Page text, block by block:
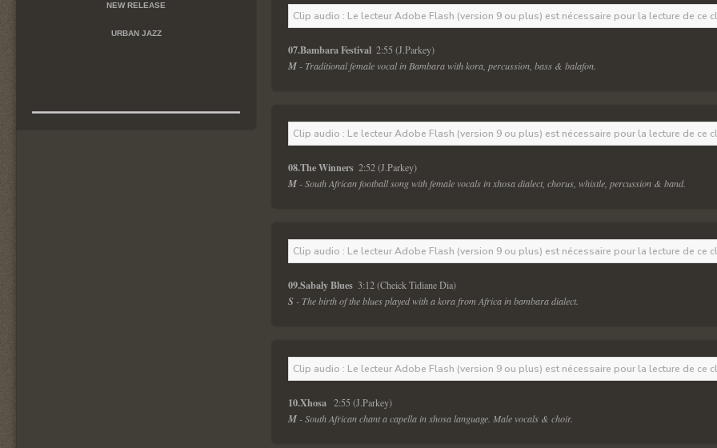
Clip audio : Le lecteur Adobe Flash (version 9 ou plus) est nécessaire pour la lecture de ce
07.Bambara Festival 2:55 (J.Parkey)
M - Traditional female vocal in Bambara with kora, percussion, bass & balafon.
Clip audio : Le lecteur Adobe Flash (version 9 ou plus) est nécessaire pour la lecture de ce
08.The Winners 2:52 (J.Parkey)
M - South African football song with female vocals in xhosa dialect, chorus, whistle, percussion & band.
Clip audio : Le lecteur Adobe Flash (version 9 ou plus) est nécessaire pour la lecture de ce
09.Sabaly Blues 3:12 (Cheick Tidiane Dia)
S - The birth of the blues played with a kora from Africa in bambara dialect.
Clip audio : Le lecteur Adobe Flash (version 9 ou plus) est nécessaire pour la lecture de ce
10.Xhosa 2:55 (J.Parkey)
M - South African chant a capella in xhosa language. Male vocals & choir.
NEW RELEASE
URBAN JAZZ